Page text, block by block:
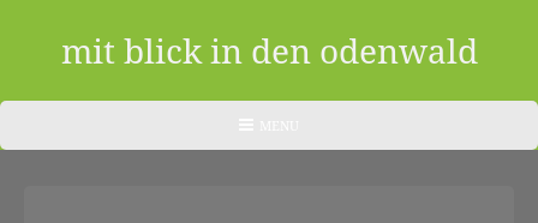
mit blick in den odenwald
blog